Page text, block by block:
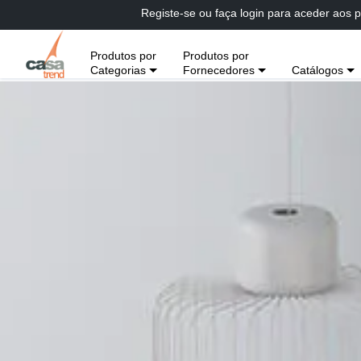
diretamente
conteúdo
Registe-se ou faça login para aceder aos
Produtos por
Categorias
Produtos por
Fornecedores
Catálogos